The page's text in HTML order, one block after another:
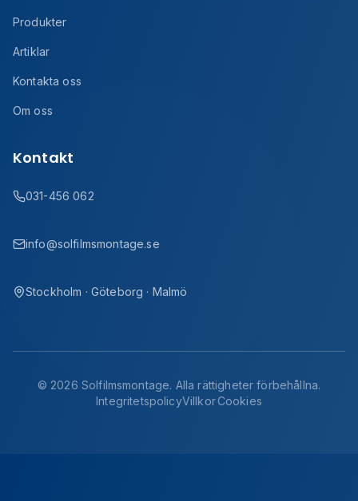
Produkter
Artiklar
Kontakta oss
Om oss
Kontakt
031-456 062
info@solfilmsmontage.se
Stockholm · Göteborg · Malmö
© 2026 Solfilmsmontage. Alla rättigheter förbehållna.
IntegritetspolicyVillkorCookies